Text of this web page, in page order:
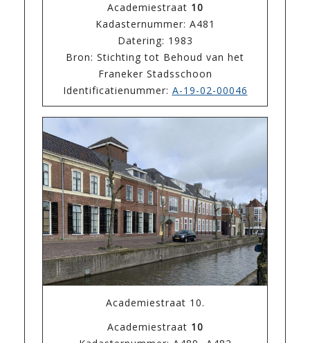
Academiestraat 10
Kadasternummer: A481
Datering: 1983
Bron: Stichting tot Behoud van het
Franeker Stadsschoon
Identificatienummer: A-19-02-00046
Academiestraat 10.
Academiestraat 10